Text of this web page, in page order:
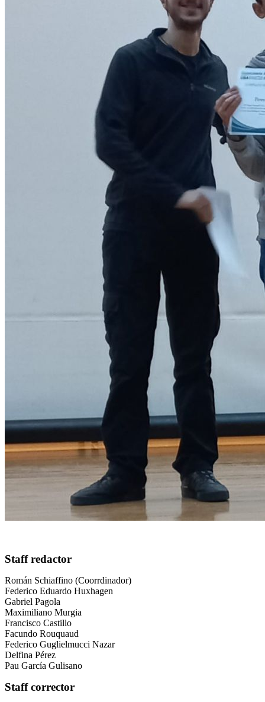
Staff redactor
Román Schiaffino (Coorrdinador)
Federico Eduardo Huxhagen
Gabriel Pagola
Maximiliano Murgia
Francisco Castillo
Facundo Rouquaud
Federico Guglielmucci Nazar
Delfina Pérez
Pau García Gulisano
Staff corrector